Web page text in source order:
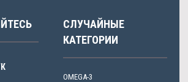
СЛУЧАЙНЫЕ
КАТЕГОРИИ
OMEGA-3